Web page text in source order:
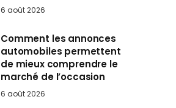
6 août 2026
Comment les annonces
automobiles permettent
de mieux comprendre le
marché de l’occasion
6 août 2026